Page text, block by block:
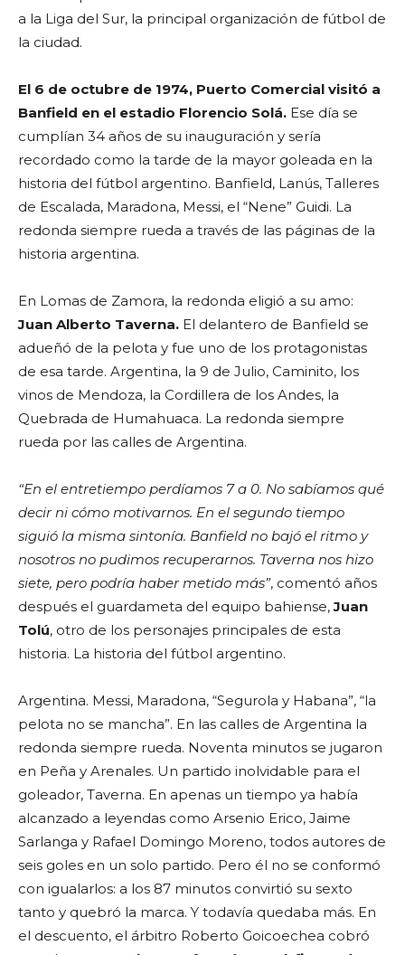
a la Liga del Sur, la principal organización de fútbol de
la ciudad.
El 6 de octubre de 1974, Puerto Comercial visitó a
Banfield en el estadio Florencio Solá. Ese día se
cumplían 34 años de su inauguración y sería
recordado como la tarde de la mayor goleada en la
historia del fútbol argentino. Banfield, Lanús, Talleres
de Escalada, Maradona, Messi, el “Nene” Guidi. La
redonda siempre rueda a través de las páginas de la
historia argentina.
En Lomas de Zamora, la redonda eligió a su amo:
Juan Alberto Taverna. El delantero de Banfield se
adueñó de la pelota y fue uno de los protagonistas
de esa tarde. Argentina, la 9 de Julio, Caminito, los
vinos de Mendoza, la Cordillera de los Andes, la
Quebrada de Humahuaca. La redonda siempre
rueda por las calles de Argentina.
“En el entretiempo perdíamos 7 a 0. No sabíamos qué
decir ni cómo motivarnos. En el segundo tiempo
siguió la misma sintonía. Banfield no bajó el ritmo y
nosotros no pudimos recuperarnos. Taverna nos hizo
siete, pero podría haber metido más”, comentó años
después el guardameta del equipo bahiense,Juan
Tolú, otro de los personajes principales de esta
historia. La historia del fútbol argentino.
Argentina. Messi, Maradona, “Segurola y Habana”, “la
pelota no se mancha”. En las calles de Argentina la
redonda siempre rueda. Noventa minutos se jugaron
en Peña y Arenales. Un partido inolvidable para el
goleador, Taverna. En apenas un tiempo ya había
alcanzado a leyendas como Arsenio Erico, Jaime
Sarlanga y Rafael Domingo Moreno, todos autores de
seis goles en un solo partido. Pero él no se conformó
con igualarlos: a los 87 minutos convirtió su sexto
tanto y quebró la marca. Y todavía quedaba más. En
el descuento, el árbitro Roberto Goicoechea cobró